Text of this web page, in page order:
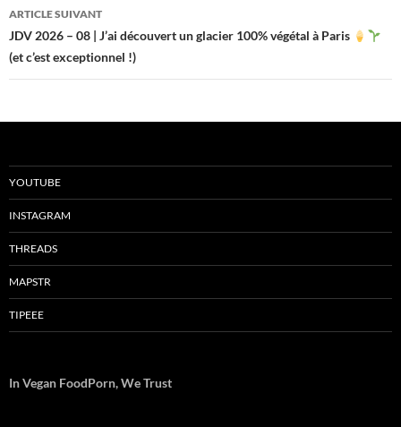
ARTICLE SUIVANT
JDV 2026 – 08 | J’ai découvert un glacier 100% végétal à Paris
(et c’est exceptionnel !)
YOUTUBE
INSTAGRAM
THREADS
MAPSTR
TIPEEE
In Vegan FoodPorn, We Trust